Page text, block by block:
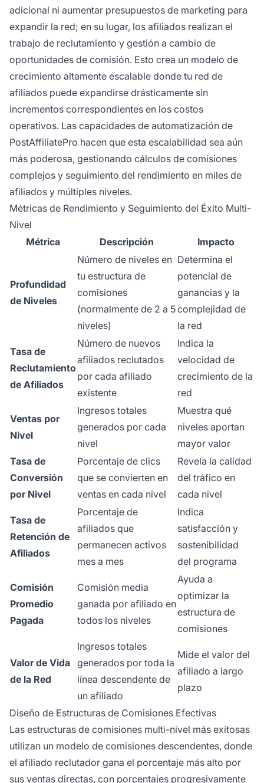
adicional ni aumentar presupuestos de marketing para
expandir la red; en su lugar, los afiliados realizan el
trabajo de reclutamiento y gestión a cambio de
oportunidades de comisión. Esto crea un modelo de
crecimiento altamente escalable donde tu red de
afiliados puede expandirse drásticamente sin
incrementos correspondientes en los costos
operativos. Las capacidades de automatización de
PostAffiliatePro hacen que esta escalabilidad sea aún
más poderosa, gestionando cálculos de comisiones
complejos y seguimiento del rendimiento en miles de
afiliados y múltiples niveles.
Métricas de Rendimiento y Seguimiento del Éxito Multi-
Nivel
Métrica
Descripción Impacto
Profundidad
de Niveles
Número de niveles en
tu estructura de
comisiones
(normalmente de 2 a 5
niveles)
Determina el
potencial de
ganancias y la
complejidad de
la red
Tasa de
Reclutamiento
de Afiliados
Número de nuevos
afiliados reclutados
por cada afiliado
existente
Indica la
velocidad de
crecimiento de la
red
Ventas por
Nivel
Ingresos totales
generados por cada
nivel
Muestra qué
niveles aportan
mayor valor
Tasa de
Conversión
por Nivel
Porcentaje de clics
que se convierten en
ventas en cada nivel
Revela la calidad
del tráfico en
cada nivel
Tasa de
Retención de
Afiliados
Porcentaje de
afiliados que
permanecen activos
mes a mes
Indica
satisfacción y
sostenibilidad
del programa
Comisión
Promedio
Pagada
Comisión media
ganada por afiliado en
todos los niveles
Ayuda a
optimizar la
estructura de
comisiones
Valor de Vida
de la Red
Ingresos totales
generados por toda la
línea descendente de
un afiliado
Mide el valor del
afiliado a largo
plazo
Diseño de Estructuras de Comisiones Efectivas
Las estructuras de comisiones multi-nivel más exitosas
utilizan un modelo de comisiones descendentes, donde
el afiliado reclutador gana el porcentaje más alto por
sus ventas directas, con porcentajes progresivamente